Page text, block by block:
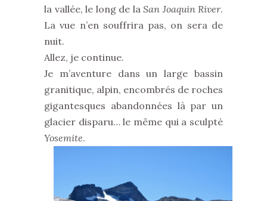
la vallée, le long de la San Joaquin River.
La vue n’en souffrira pas, on sera de
nuit.
Allez, je continue.
Je m’aventure dans un large bassin
granitique, alpin, encombrés de roches
gigantesques abandonnées là par un
glacier disparu… le même qui a sculpté
Yosemite.